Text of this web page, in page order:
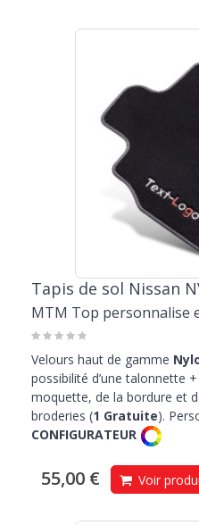
Tapis de sol Nissan
MTM Top personnalise
Velours haut de gamme
possibilité d’une talonnette
moquette, de la bordure et
broderies (1 Gratuite).
CONFIGURATEUR
55,00 € Voir